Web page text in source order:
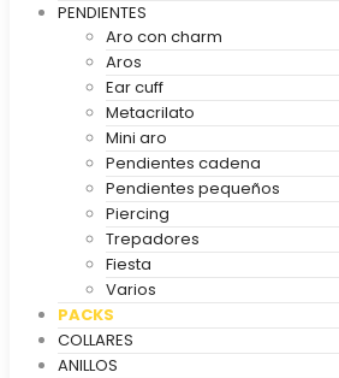
PENDIENTES
Aro con charm
Aros
Ear cuff
Metacrilato
Mini aro
Pendientes cadena
Pendientes pequeños
Piercing
Trepadores
Fiesta
Varios
PACKS
COLLARES
ANILLOS